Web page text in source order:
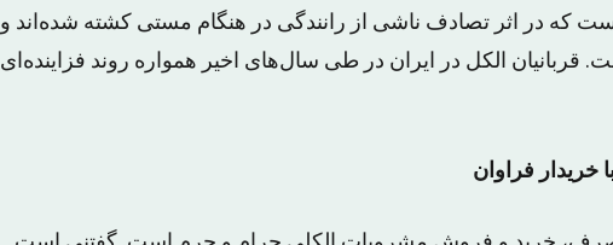
است که در اثر تصادف ناشی از رانندگی در هنگام مستی کشته شده‌اند و
قربانیان الکل در ایران در طی سال‌های اخیر همواره روند فزاینده‌ای
خریدار فراوان